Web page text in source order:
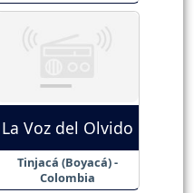
La Voz del Olvido
Tinjacá (Boyacá) -
Colombia